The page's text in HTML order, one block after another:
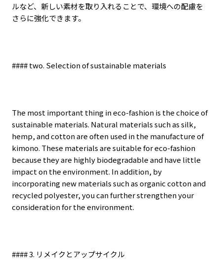
ルなど、新しい素材を取り入れることで、環境への配慮を
さらに強化できます。
#### two. Selection of sustainable materials
The most important thing in eco-fashion is the choice of
sustainable materials. Natural materials such as silk,
hemp, and cotton are often used in the manufacture of
kimono. These materials are suitable for eco-fashion
because they are highly biodegradable and have little
impact on the environment. In addition, by
incorporating new materials such as organic cotton and
recycled polyester, you can further strengthen your
consideration for the environment.
#### 3. リメイクとアップサイクル